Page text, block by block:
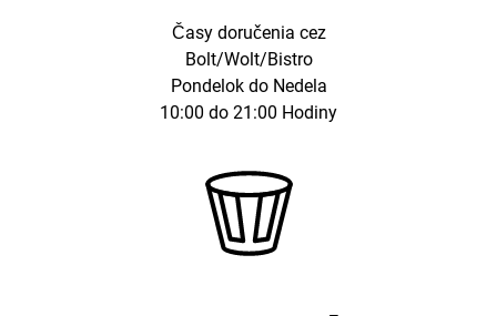
Časy doručenia cez
Bolt/Wolt/Bistro
Pondelok do Nedela
10:00 do 21:00 Hodiny